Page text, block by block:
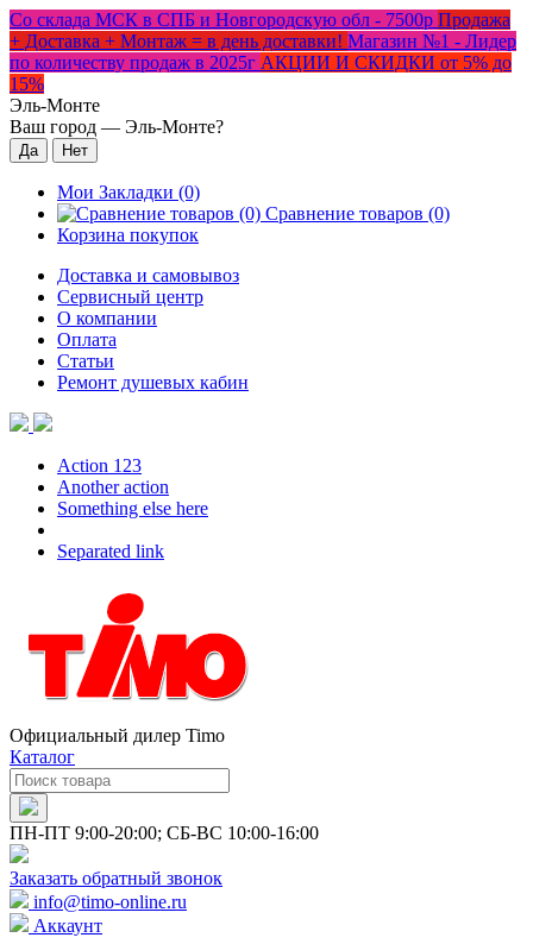
Со склада МСК в СПБ и Новгородскую обл - 7500р Продажа
+ Доставка + Монтаж = в день доставки! Магазин №1 - Лидер
по количеству продаж в 2025г АКЦИИ И СКИДКИ от 5% до
15%
Эль-Монте
Ваш город — Эль-Монте?
Мои Закладки (0)
Сравнение товаров (0)
Корзина покупок
Доставка и самовывоз
Сервисный центр
О компании
Оплата
Статьи
Ремонт душевых кабин
Action 123
Another action
Something else here
Separated link
Официальный дилер Timo
Каталог
ПН-ПТ 9:00-20:00; СБ-ВС 10:00-16:00
Заказать обратный звонок
info@timo-online.ru
Аккаунт